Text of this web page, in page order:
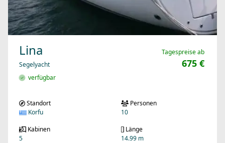
Lina
Segelyacht
verfügbar
Tagespreise ab
675 €
Standort
Korfu
Personen
10
Kabinen
5
Länge
14.99 m